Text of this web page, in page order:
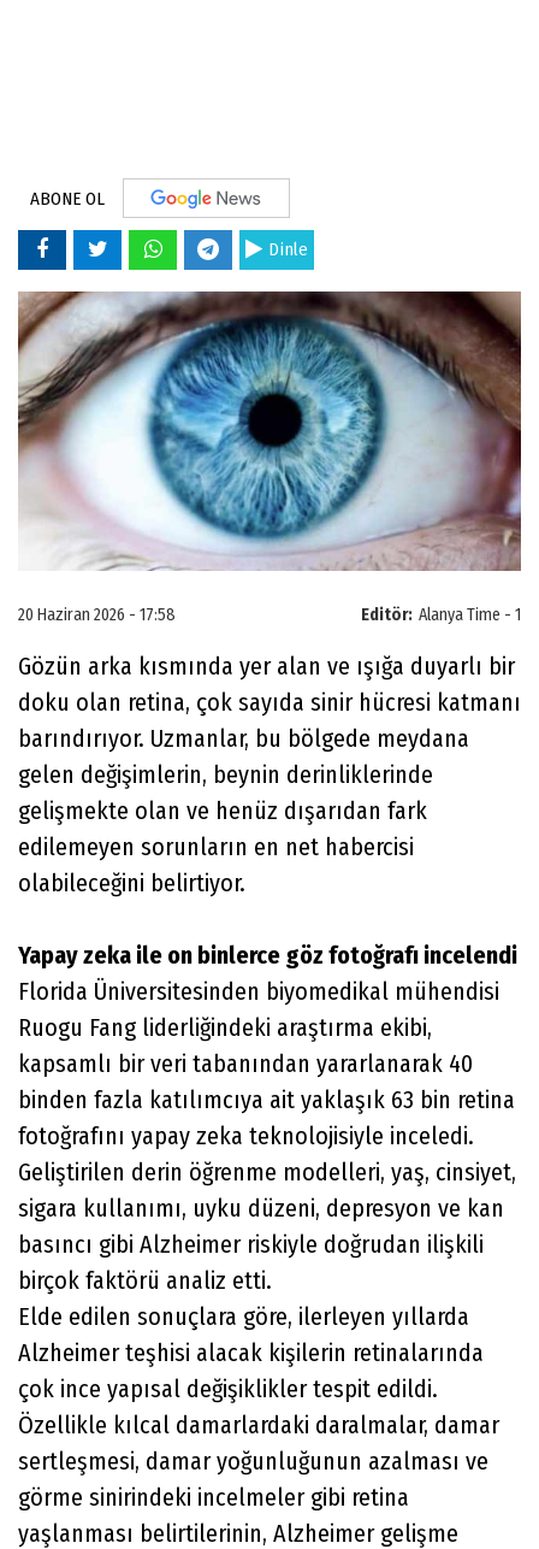
ABONE OL
Dinle
Editör: Alanya Time - 1
20 Haziran 2026 - 17:58
Gözün arka kısmında yer alan ve ışığa duyarlı bir
doku olan retina, çok sayıda sinir hücresi katmanı
barındırıyor. Uzmanlar, bu bölgede meydana
gelen değişimlerin, beynin derinliklerinde
gelişmekte olan ve henüz dışarıdan fark
edilemeyen sorunların en net habercisi
olabileceğini belirtiyor.
Yapay zeka ile on binlerce göz fotoğrafı incelendi
Florida Üniversitesinden biyomedikal mühendisi
Ruogu Fang liderliğindeki araştırma ekibi,
kapsamlı bir veri tabanından yararlanarak 40
binden fazla katılımcıya ait yaklaşık 63 bin retina
fotoğrafını yapay zeka teknolojisiyle inceledi.
Geliştirilen derin öğrenme modelleri, yaş, cinsiyet,
sigara kullanımı, uyku düzeni, depresyon ve kan
basıncı gibi Alzheimer riskiyle doğrudan ilişkili
birçok faktörü analiz etti.
Elde edilen sonuçlara göre, ilerleyen yıllarda
Alzheimer teşhisi alacak kişilerin retinalarında
çok ince yapısal değişiklikler tespit edildi.
Özellikle kılcal damarlardaki daralmalar, damar
sertleşmesi, damar yoğunluğunun azalması ve
görme sinirindeki incelmeler gibi retina
yaşlanması belirtilerinin, Alzheimer gelişme